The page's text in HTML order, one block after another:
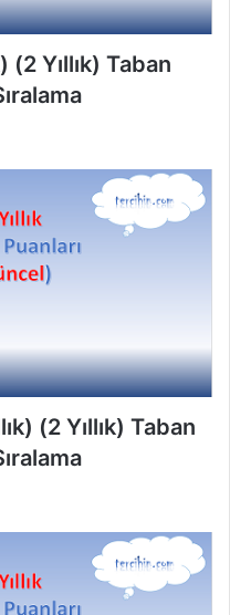
(2 Yıllık) Taban
(2 Yıllık) Taban